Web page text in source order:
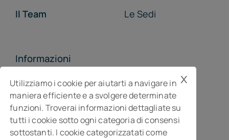
Il Team
Le Sedi
Informazioni
MGI Studiopragma Stp s.r.l.
Società di consulenza per l’impresa
Via Della Costituzione, 10- 61032 Fano PU
Isc. REA n° 119788
Utilizziamo i cookie per aiutarti a navigare in
maniera efficiente e a svolgere determinate
funzioni. Troverai informazioni dettagliate su
tutti i cookie sotto ogni categoria di consensi
sottostanti. I cookie categorizzatati come
x